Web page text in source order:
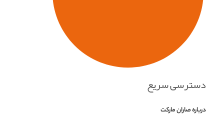
دسترسی سریع
درباره صاران مارکت